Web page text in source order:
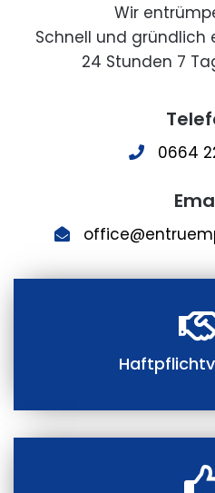
Wir
Schnell und gründlich
24 Stunden 7
0664